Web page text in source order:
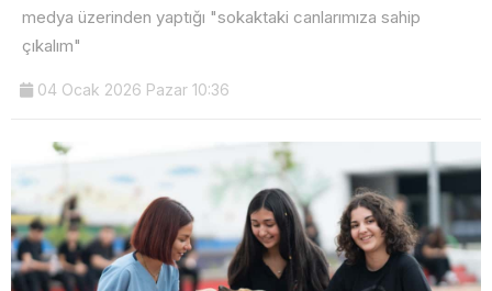
medya üzerinden yaptığı "sokaktaki canlarımıza sahip
çıkalım"
04 Ocak 2026 Pazar 10:36